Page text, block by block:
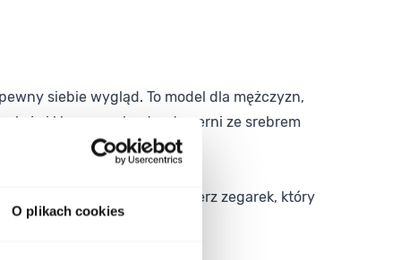
O plikach cookies
siebie wygląd. To model dla mężczyzn,
i klasyczny kontrast czerni ze srebrem
w jednym modelu. Wybierz zegarek, który
się każdego dnia.